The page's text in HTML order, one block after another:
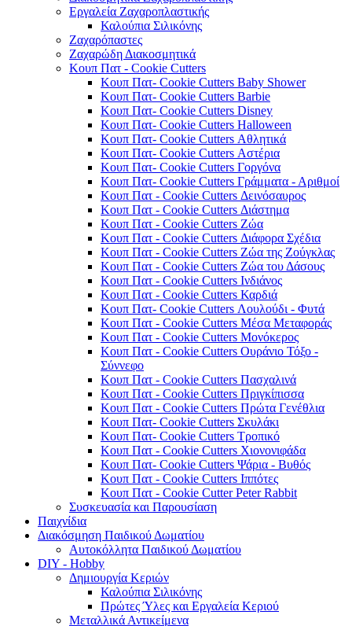
Εργαλεία Ζαχαροπλαστικής
Καλούπια Σιλικόνης
Ζαχαρόπαστες
Ζαχαρώδη Διακοσμητικά
Κουπ Πατ - Cookie Cutters
Κουπ Πατ- Cookie Cutters Baby Shower
Κουπ Πατ- Cookie Cutters Barbie
Κουπ Πατ- Cookie Cutters Disney
Κουπ Πατ- Cookie Cutters Halloween
Κουπ Πατ- Cookie Cutters Αθλητικά
Κουπ Πατ- Cookie Cutters Αστέρια
Κουπ Πατ- Cookie Cutters Γοργόνα
Κουπ Πατ- Cookie Cutters Γράμματα - Αριθμοί
Κουπ Πατ - Cookie Cutters Δεινόσαυρος
Κουπ Πατ - Cookie Cutters Διάστημα
Κουπ Πατ - Cookie Cutters Ζώα
Κουπ Πατ - Cookie Cutters Διάφορα Σχέδια
Κουπ Πατ - Cookie Cutters Ζώα της Ζούγκλας
Κουπ Πατ - Cookie Cutters Ζώα του Δάσους
Κουπ Πατ - Cookie Cutters Ινδιάνος
Κουπ Πατ - Cookie Cutters Καρδιά
Κουπ Πατ- Cookie Cutters Λουλούδι - Φυτά
Κουπ Πατ - Cookie Cutters Μέσα Μεταφοράς
Κουπ Πατ - Cookie Cutters Μονόκερος
Κουπ Πατ - Cookie Cutters Ουράνιο Τόξο -
Σύννεφο
Κουπ Πατ - Cookie Cutters Πασχαλινά
Κουπ Πατ - Cookie Cutters Πριγκίπισσα
Κουπ Πατ - Cookie Cutters Πρώτα Γενέθλια
Κουπ Πατ- Cookie Cutters Σκυλάκι
Κουπ Πατ- Cookie Cutters Τροπικό
Κουπ Πατ - Cookie Cutters Χιονονιφάδα
Κουπ Πατ- Cookie Cutters Ψάρια - Βυθός
Κουπ Πατ - Cookie Cutters Ιππότες
Κουπ Πατ - Cookie Cutter Peter Rabbit
Συσκευασία και Παρουσίαση
Παιχνίδια
Διακόσμηση Παιδικού Δωματίου
Αυτοκόλλητα Παιδικού Δωματίου
DIY - Hobby
Δημιουργία Κεριών
Καλούπια Σιλικόνης
Πρώτες Ύλες και Εργαλεία Κεριού
Μεταλλικά Αντικείμενα